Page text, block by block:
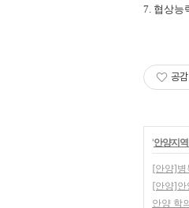
7. 협상능
공감
'안양지
[안양]병
[안양]안
안양 학